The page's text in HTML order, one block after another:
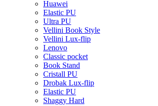
Huawei
Elastic PU
Ultra PU
Vellini Book Style
Vellini Lux-flip
Lenovo
Classic pocket
Book Stand
Cristall PU
Drobak Lux-flip
Elastic PU
Shaggy Hard